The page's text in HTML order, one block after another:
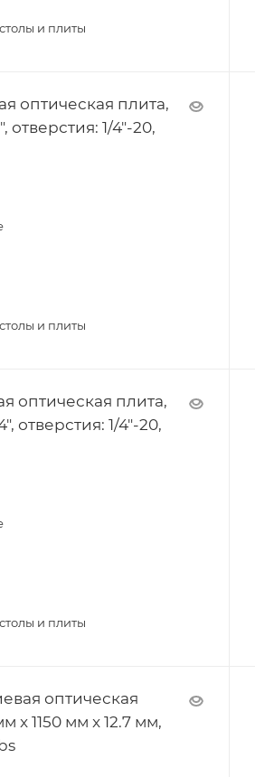
и плиты
оптическая плита,
отверстия: 1/4"-20,
и плиты
оптическая плита,
отверстия: 1/4"-20,
и плиты
оптическая
x 1150 мм x 12.7 мм,